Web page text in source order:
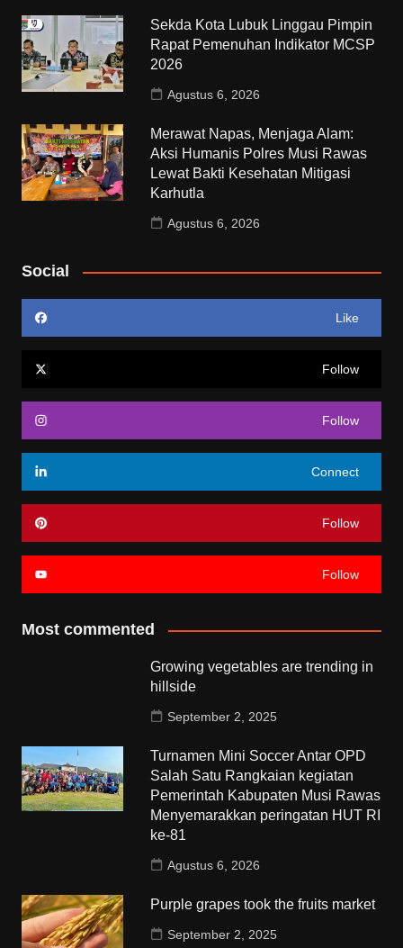
Sekda Kota Lubuk Linggau Pimpin
Rapat Pemenuhan Indikator MCSP
2026
Agustus 6, 2026
Merawat Napas, Menjaga Alam:
Aksi Humanis Polres Musi Rawas
Lewat Bakti Kesehatan Mitigasi
Karhutla
Agustus 6, 2026
Social
Like
Follow
Follow
Connect
Follow
Follow
Most commented
Growing vegetables are trending in
hillside
September 2, 2025
Turnamen Mini Soccer Antar OPD
Salah Satu Rangkaian kegiatan
Pemerintah Kabupaten Musi Rawas
Menyemarakkan peringatan HUT RI
ke-81
Agustus 6, 2026
Purple grapes took the fruits market
September 2, 2025